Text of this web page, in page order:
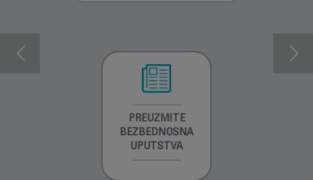
PREUZMITE
BEZBEDNOSNA
UPUTSTVA